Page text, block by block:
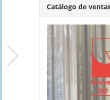
Catálogo de